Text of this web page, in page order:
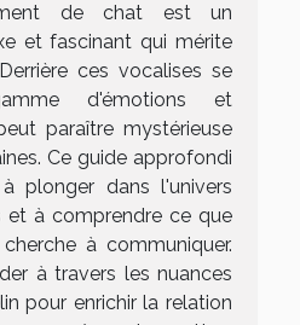
de chat est un
et fascinant qui mérite
ces vocalises se
d'émotions et
paraître mystérieuse
Ce guide approfondi
plonger dans l'univers
et à comprendre ce que
à communiquer.
à travers les nuances
pour enrichir la relation